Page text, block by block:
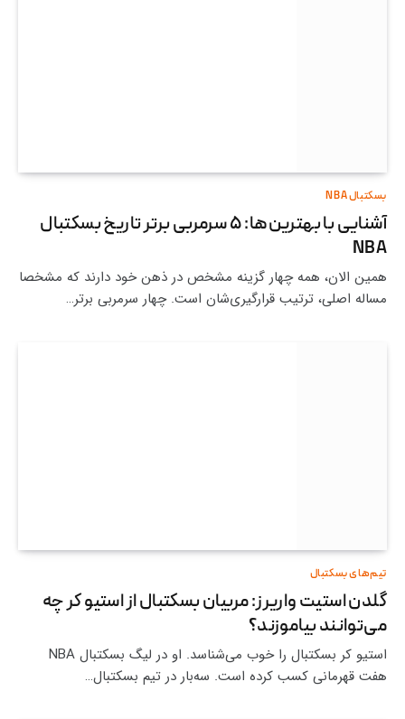
بسکتبال NBA
آشنایی با بهترین‌ها: ۵ سرمربی برتر تاریخ بسکتبال
NBA
همین الان، همه چهار گزینه مشخص در ذهن خود دارند که مشخصا
مساله اصلی، ترتیب قرارگیری‌شان است. چهار سرمربی برتر…
تیم‌های بسکتبال
گلدن استیت واریرز: مربیان بسکتبال از استیو کر چه
می‌توانند بیاموزند؟
استیو کر بسکتبال را خوب می‌شناسد. او در لیگ بسکتبال NBA
هفت قهرمانی کسب کرده است. سه‌بار در تیم بسکتبال…